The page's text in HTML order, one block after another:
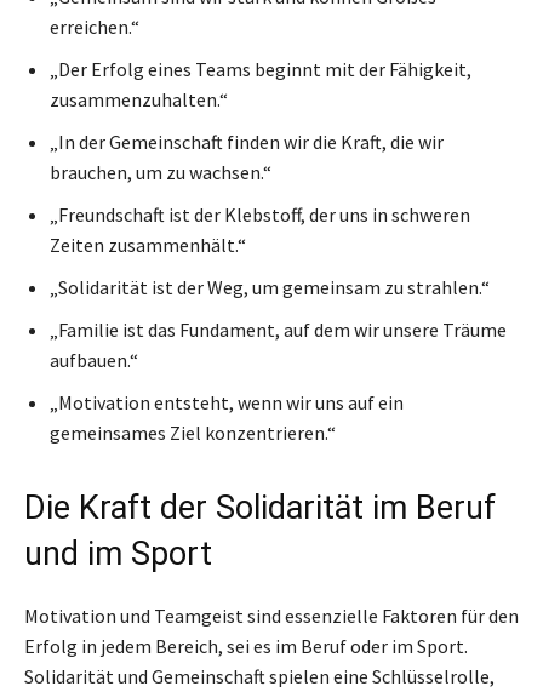
erreichen.“
„Der Erfolg eines Teams beginnt mit der Fähigkeit,
zusammenzuhalten.“
„In der Gemeinschaft finden wir die Kraft, die wir
brauchen, um zu wachsen.“
„Freundschaft ist der Klebstoff, der uns in schweren
Zeiten zusammenhält.“
„Solidarität ist der Weg, um gemeinsam zu strahlen.“
„Familie ist das Fundament, auf dem wir unsere Träume
aufbauen.“
„Motivation entsteht, wenn wir uns auf ein
gemeinsames Ziel konzentrieren.“
Die Kraft der Solidarität im Beruf
und im Sport
Motivation und Teamgeist sind essenzielle Faktoren für den
Erfolg in jedem Bereich, sei es im Beruf oder im Sport.
Solidarität und Gemeinschaft spielen eine Schlüsselrolle,